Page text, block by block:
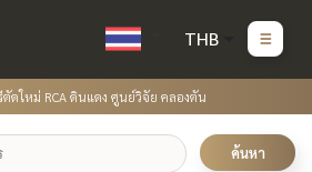
THB
ดใหม่ RCA ดินแดง ศูนย์วิจัย คลองตัน
ค้นหา